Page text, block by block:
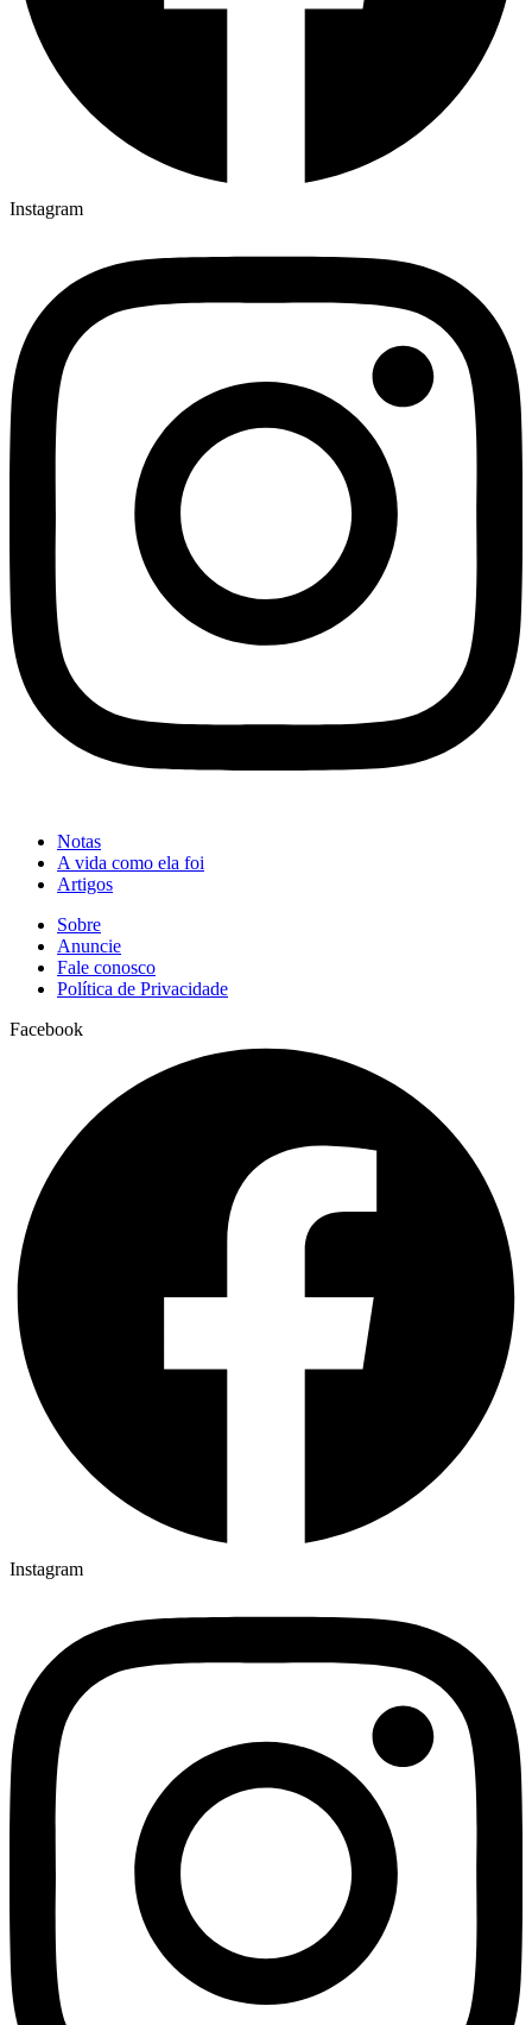
Instagram
Notas
A vida como ela foi
Artigos
Sobre
Anuncie
Fale conosco
Política de Privacidade
Facebook
Instagram